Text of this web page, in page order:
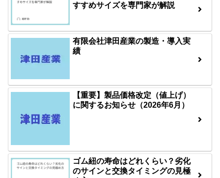
すすめサイズを専門家が解説
有限会社津田産業の製造・導入実
績
【重要】製品価格改定（値上げ）
に関するお知らせ（2026年6月）
ゴム紐の寿命はどれくらい？劣化
のサインと交換タイミングの見極